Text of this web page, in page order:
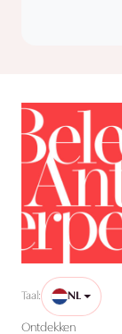
Taal: NL
Ontdekken